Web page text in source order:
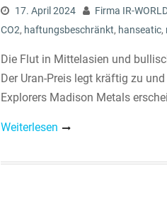
17. April 2024 Firma IR-
CO2, haftungsbeschränkt, hanseatic,
Die Flut in Mittelasien und
Der Uran-Preis legt kräftig zu
Explorers Madison Metals
Weiterlesen